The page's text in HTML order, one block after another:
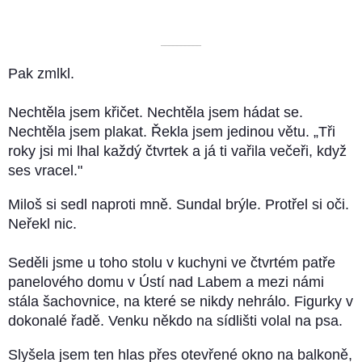
––––––––––
Pak zmlkl.
Nechtěla jsem křičet. Nechtěla jsem hádat se.
Nechtěla jsem plakat. Řekla jsem jedinou větu. „Tři
roky jsi mi lhal každý čtvrtek a já ti vařila večeři, když
ses vracel."
Miloš si sedl naproti mně. Sundal brýle. Protřel si oči.
Neřekl nic.
Seděli jsme u toho stolu v kuchyni ve čtvrtém patře
panelového domu v Ústí nad Labem a mezi námi
stála šachovnice, na které se nikdy nehrálo. Figurky v
dokonalé řadě. Venku někdo na sídlišti volal na psa.
Slyšela jsem ten hlas přes otevřené okno na balkoně,